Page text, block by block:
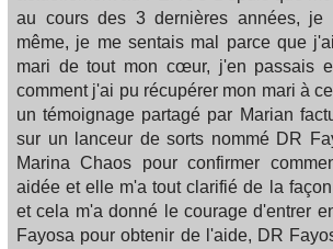
au cours des 3 dernières années, je
même, je me sentais mal parce que
mari de tout mon cœur, j'en passais
comment j'ai pu récupérer mon mari à
un témoignage partagé par Marian
sur un lanceur de sorts nommé DR
Marina Chaos pour confirmer
aidée et elle m'a tout clarifié de la
et cela m'a donné le courage d'entrer
Fayosa pour obtenir de l'aide, DR